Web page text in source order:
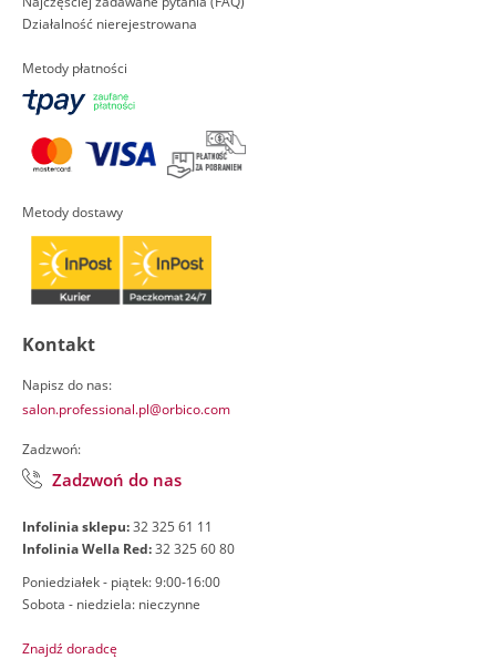
Działalność nierejestrowana
Metody płatności
Metody dostawy
Kontakt
Napisz do nas:
salon.professional.pl@orbico.com
Zadzwoń:
Zadzwoń do nas
Infolinia sklepu:32 325 61 11
Infolinia Wella Red:32 325 60 80
Poniedziałek - piątek: 9:00-16:00
Sobota - niedziela: nieczynne
Znajdź doradcę